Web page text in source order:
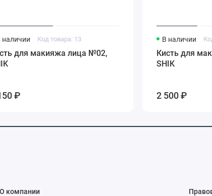
наличии Код товара: 13
для макияжа лица №02,
₽
В наличии
Кисть для
SHIK
2 500 ₽
О компании